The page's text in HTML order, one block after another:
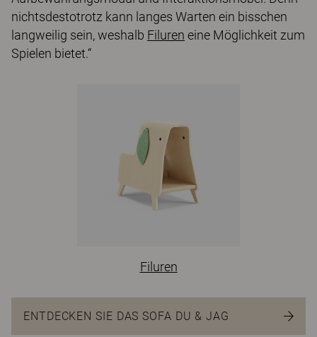
nichtsdestotrotz kann langes Warten ein bisschen
langweilig sein, weshalb Filuren eine Möglichkeit zum
Spielen bietet.“
Filuren
ENTDECKEN SIE DAS SOFA DU & JAG